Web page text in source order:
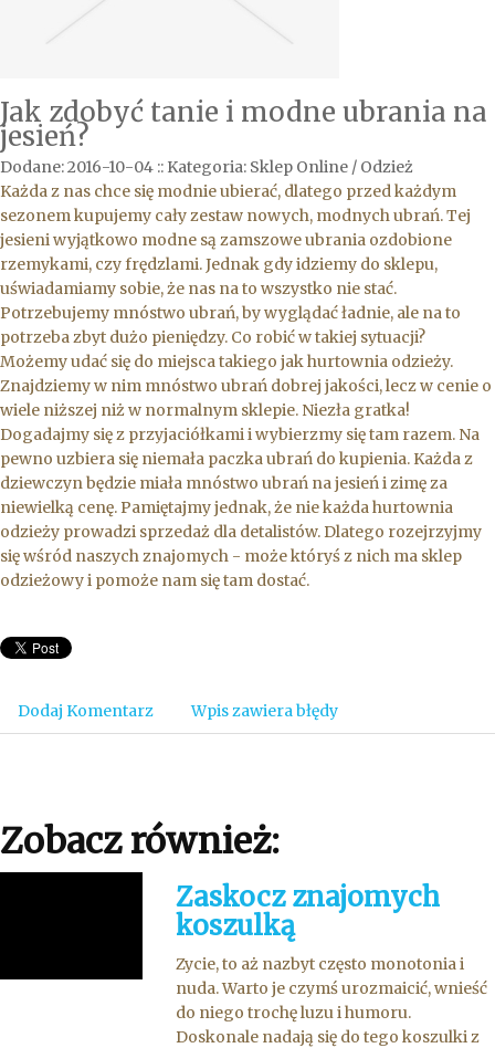
Jak zdobyć tanie i modne ubrania na
jesień?
Dodane: 2016-10-04 :: Kategoria: Sklep Online / Odzież
Każda z nas chce się modnie ubierać, dlatego przed każdym
sezonem kupujemy cały zestaw nowych, modnych ubrań. Tej
jesieni wyjątkowo modne są zamszowe ubrania ozdobione
rzemykami, czy frędzlami. Jednak gdy idziemy do sklepu,
uświadamiamy sobie, że nas na to wszystko nie stać.
Potrzebujemy mnóstwo ubrań, by wyglądać ładnie, ale na to
potrzeba zbyt dużo pieniędzy. Co robić w takiej sytuacji?
Możemy udać się do miejsca takiego jak hurtownia odzieży.
Znajdziemy w nim mnóstwo ubrań dobrej jakości, lecz w cenie o
wiele niższej niż w normalnym sklepie. Niezła gratka!
Dogadajmy się z przyjaciółkami i wybierzmy się tam razem. Na
pewno uzbiera się niemała paczka ubrań do kupienia. Każda z
dziewczyn będzie miała mnóstwo ubrań na jesień i zimę za
niewielką cenę. Pamiętajmy jednak, że nie każda hurtownia
odzieży prowadzi sprzedaż dla detalistów. Dlatego rozejrzyjmy
się wśród naszych znajomych - może któryś z nich ma sklep
odzieżowy i pomoże nam się tam dostać.
Dodaj Komentarz Wpis zawiera błędy
Zobacz również:
Zaskocz znajomych
koszulką
Zycie, to aż nazbyt często monotonia i
nuda. Warto je czymś urozmaicić, wnieść
do niego trochę luzu i humoru.
Doskonale nadają się do tego koszulki z